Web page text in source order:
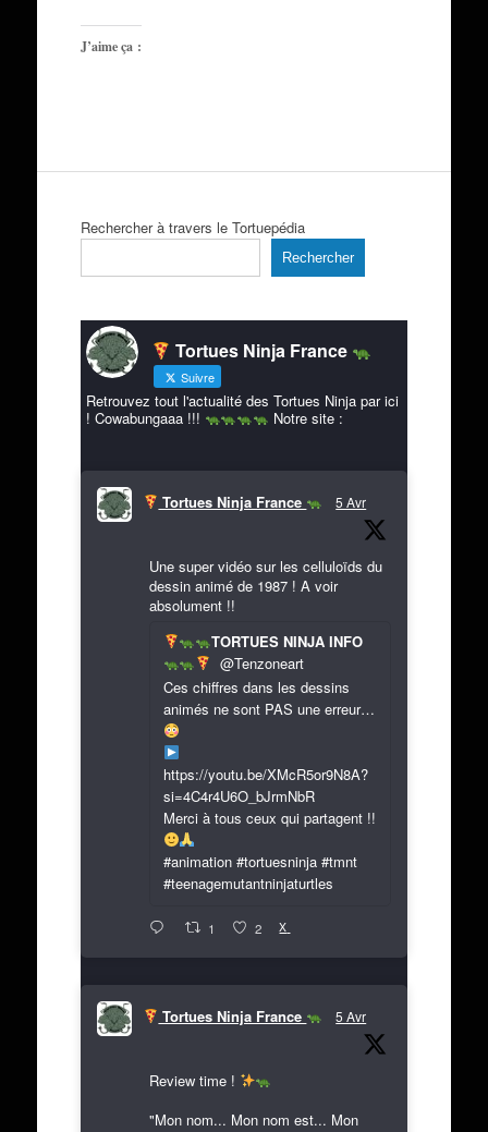
J’aime ça :
Rechercher à travers le Tortuepédia
Rechercher
Tortues Ninja France
Suivre
Retrouvez tout l'actualité des Tortues Ninja par ici
! Cowabungaaa !!!
Notre site :
Tortues Ninja France 5 Avr
Une super vidéo sur les celluloïds du
dessin animé de 1987 ! A voir
absolument !!
TORTUES NINJA INFO
@Tenzoneart
Ces chiffres dans les dessins
animés ne sont PAS une erreur…
https://youtu.be/XMcR5or9N8A?
si=4C4r4U6O_bJrmNbR
Merci à tous ceux qui partagent !!
#animation #tortuesninja #tmnt
#teenagemutantninjaturtles
1 2 X
Tortues Ninja France 5 Avr
Review time !
"Mon nom... Mon nom est... Mon